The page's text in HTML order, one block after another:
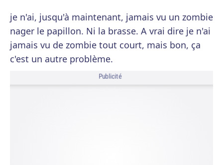
je n'ai, jusqu'à maintenant, jamais vu un zombie
nager le papillon. Ni la brasse. A vrai dire je n'ai
jamais vu de zombie tout court, mais bon, ça
c'est un autre problème.
Publicité